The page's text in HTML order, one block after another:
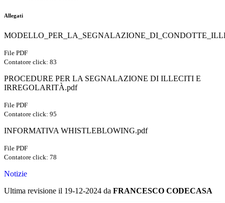
Allegati
File PDF
Contatore click: 83
PROCEDURE PER LA SEGNALAZIONE DI ILLECITI E
IRREGOLARITÀ.pdf
File PDF
Contatore click: 95
INFORMATIVA WHISTLEBLOWING.pdf
File PDF
Contatore click: 78
Notizie
Ultima revisione il 19-12-2024 da FRANCESCO CODECASA